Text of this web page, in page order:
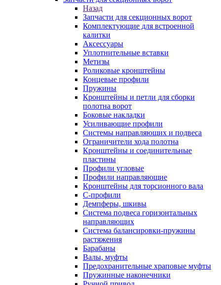
Назад
Запчасти для секционных ворот
Комплектующие для встроенной
калитки
Аксессуары
Уплотнительные вставки
Метизы
Роликовые кронштейны
Концевые профили
Пружины
Кронштейны и петли для сборки
полотна ворот
Боковые накладки
Усиливающие профили
Системы направляющих и подвеса
Ограничители хода полотна
Кронштейны и соединительные
пластины
Профили угловые
Профили направляющие
Кронштейны для торсионного вала
С-профили
Демпферы, шкивы
Система подвеса горизонтальных
направляющих
Система балансировки-пружины
растяжения
Барабаны
Валы, муфты
Предохранительные храповые муфты
Пружинные наконечники